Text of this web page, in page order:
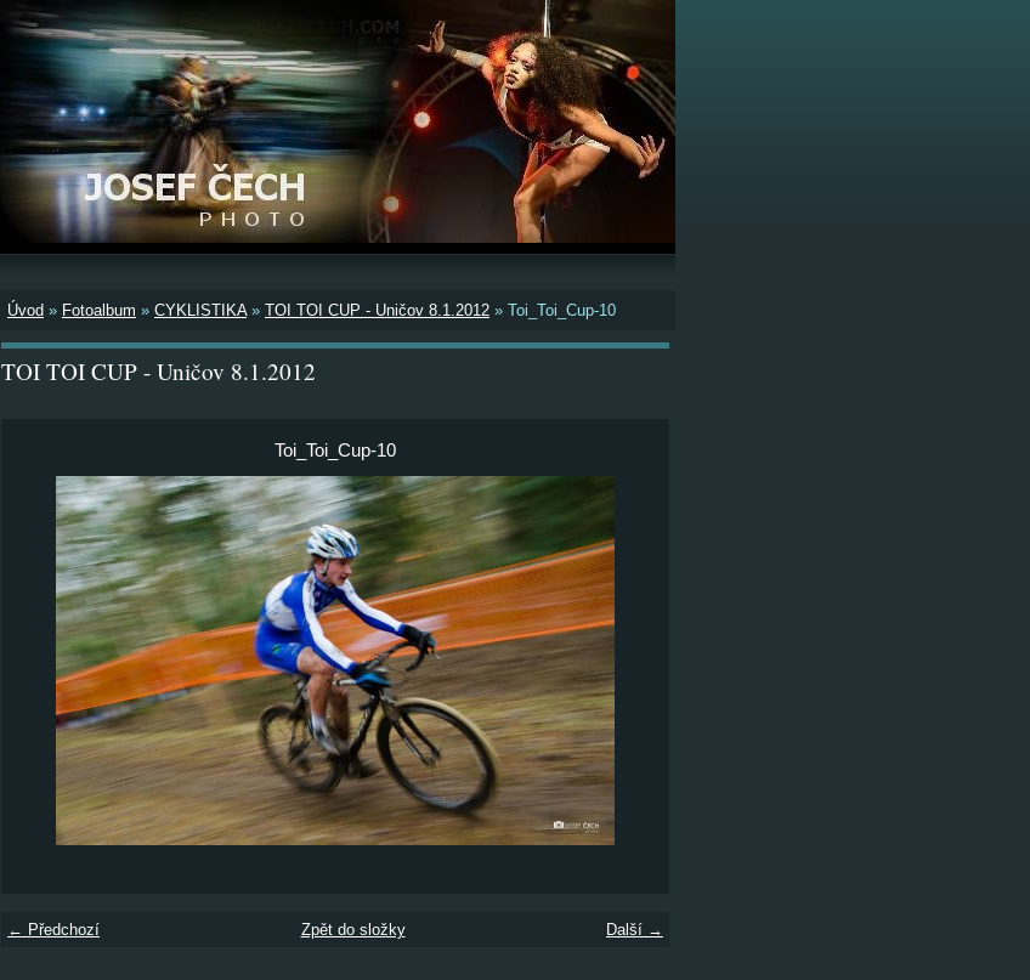
Úvod » Fotoalbum » CYKLISTIKA» TOI TOI CUP - Uničov 8.1.2012 » Toi_Toi_Cup-10
TOI TOI CUP - Uničov 8.1.2012
Toi_Toi_Cup-10
← Předchozí Další →
Zpět do složky